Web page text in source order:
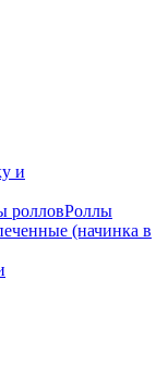
и
ролловРоллы
(начинка в